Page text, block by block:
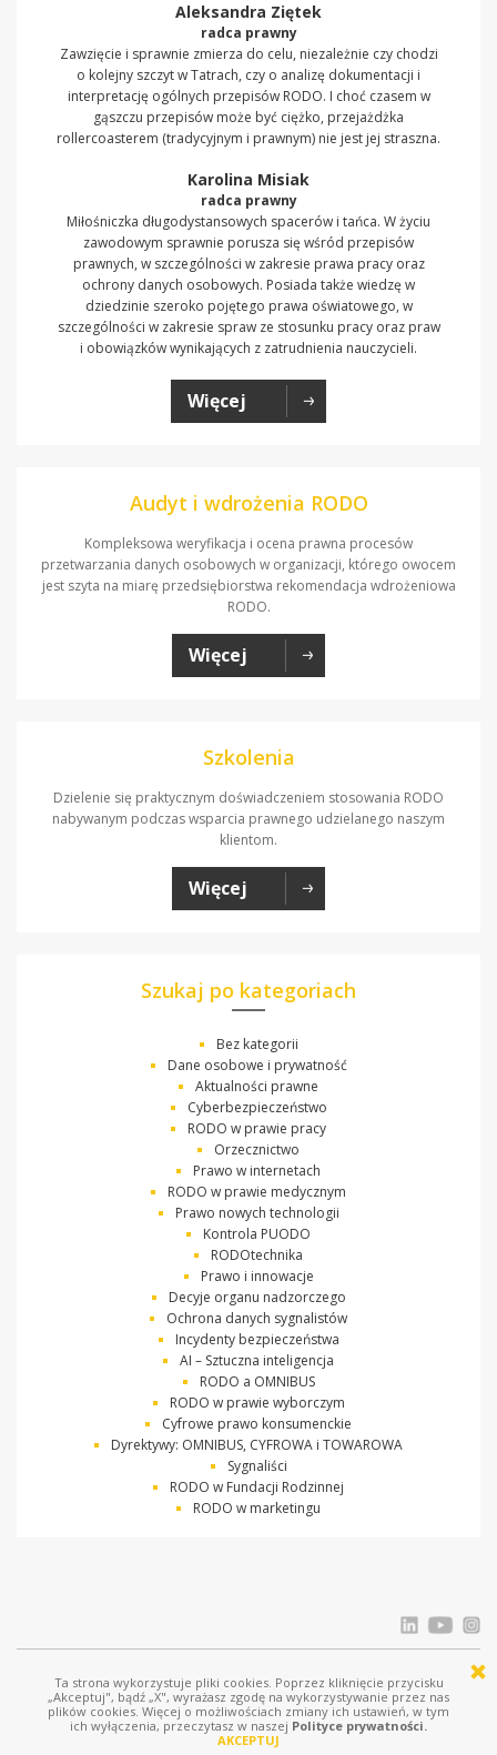
Aleksandra Ziętek
radca prawny
Zawzięcie i sprawnie zmierza do celu, niezależnie czy chodzi
o kolejny szczyt w Tatrach, czy o analizę dokumentacji i
interpretację ogólnych przepisów RODO. I choć czasem w
gąszczu przepisów może być ciężko, przejażdżka
rollercoasterem (tradycyjnym i prawnym) nie jest jej straszna.
Karolina Misiak
radca prawny
Miłośniczka długodystansowych spacerów i tańca. W życiu
zawodowym sprawnie porusza się wśród przepisów
prawnych, w szczególności w zakresie prawa pracy oraz
ochrony danych osobowych. Posiada także wiedzę w
dziedzinie szeroko pojętego prawa oświatowego, w
szczególności w zakresie spraw ze stosunku pracy oraz praw
i obowiązków wynikających z zatrudnienia nauczycieli.
Więcej
Audyt i wdrożenia RODO
Kompleksowa weryfikacja i ocena prawna procesów
przetwarzania danych osobowych w organizacji, którego owocem
jest szyta na miarę przedsiębiorstwa rekomendacja wdrożeniowa
RODO.
Więcej
Szkolenia
Dzielenie się praktycznym doświadczeniem stosowania RODO
nabywanym podczas wsparcia prawnego udzielanego naszym
klientom.
Więcej
Szukaj po kategoriach
Bez kategorii
Dane osobowe i prywatność
Aktualności prawne
Cyberbezpieczeństwo
RODO w prawie pracy
Orzecznictwo
Prawo w internetach
RODO w prawie medycznym
Prawo nowych technologii
Kontrola PUODO
RODOtechnika
Prawo i innowacje
Decyje organu nadzorczego
Ochrona danych sygnalistów
Incydenty bezpieczeństwa
AI – Sztuczna inteligencja
RODO a OMNIBUS
RODO w prawie wyborczym
Cyfrowe prawo konsumenckie
Dyrektywy: OMNIBUS, CYFROWA i TOWAROWA
Sygnaliści
RODO w Fundacji Rodzinnej
RODO w marketingu
© Ostrowski i Wspólnicy | www.ostrowski.legal| Wszystkie prawa zastrzeżone
Licznik odwiedziń: 686878
Ta strona wykorzystuje pliki cookies. Poprzez kliknięcie przycisku
„Akceptuj", bądź „X", wyrażasz zgodę na wykorzystywanie przez nas
plików cookies. Więcej o możliwościach zmiany ich ustawień, w tym
ich wyłączenia, przeczytasz w naszej Polityce prywatności.
AKCEPTUJ